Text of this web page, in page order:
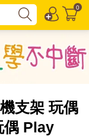
0
支架 玩偶
偶 Play